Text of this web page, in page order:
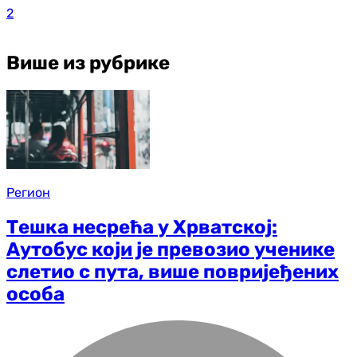
2
Више из рубрике
Регион
Тешка несрећа у Хрватској:
Аутобус који је превозио ученике
слетио с пута, више повријеђених
особа